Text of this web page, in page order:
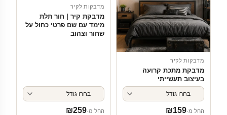
מדבקות לקיר
מדבקת מתכת קרועה
בעיצוב תעשייתי
החל מ- ₪159
מדבקות לקיר
מדבקת קיר | חור תלת
מימד עם שם פרטי כחול על
שחור וצהוב
החל מ- ₪259